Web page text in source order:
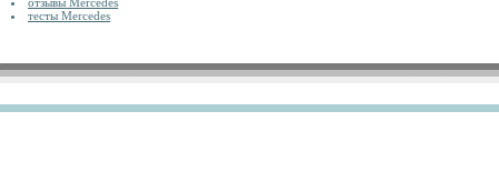
тесты Mercedes